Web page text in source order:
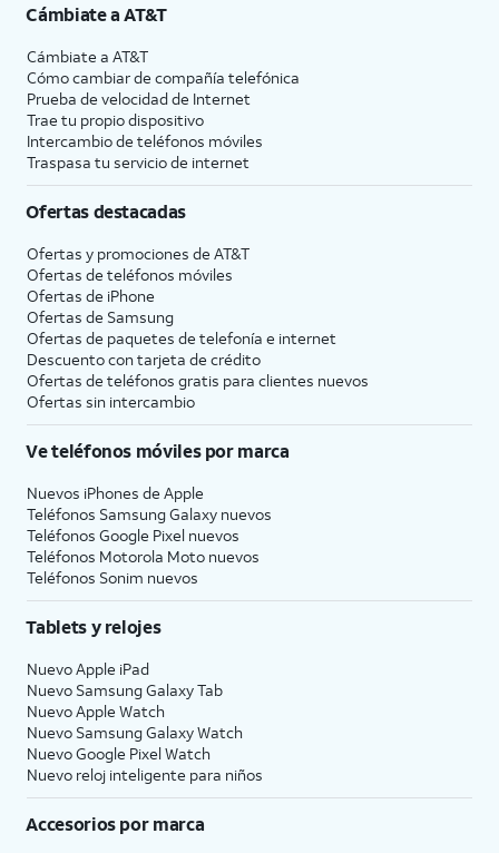
datos móviles.
TocaDone
completar la
configuración de la
eSIM.
Data Switching
12. ¡Completaste los pasos!
Cámbiate aAT&T
Cámbiate a AT&T
Cómo cambiar de compañía telefónica
Prueba de velocidad de Internet
Trae tu propio dispositivo
Intercambio de teléfonos móviles
Traspasa tu servicio de internet
Ofertas destacadas
Ofertas y promociones de AT&T
Ofertas de teléfonos móviles
Ofertas de iPhone
Ofertas de Samsung
Ofertas de paquetes de telefonía e internet
Descuento con tarjeta de crédito
Ofertas de teléfonos gratis para clientes nuevos
Ofertas sin intercambio
Ve teléfonos móviles por marca
Nuevos iPhones de Apple
Teléfonos Samsung Galaxy nuevos
Teléfonos Google Pixel nuevos
Teléfonos Motorola Moto nuevos
Teléfonos Sonim nuevos
Tablets y relojes
Nuevo Apple iPad
Nuevo Samsung Galaxy Tab
Nuevo Apple Watch
Nuevo Samsung Galaxy Watch
Nuevo Google Pixel Watch
Nuevo reloj inteligente para niños
Accesorios por marca